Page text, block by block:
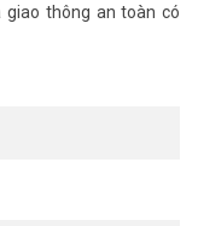
thông an toàn có